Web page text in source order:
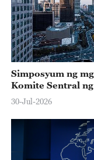
Simposyum ng
Komite Sentral ng
30-Jul-2026